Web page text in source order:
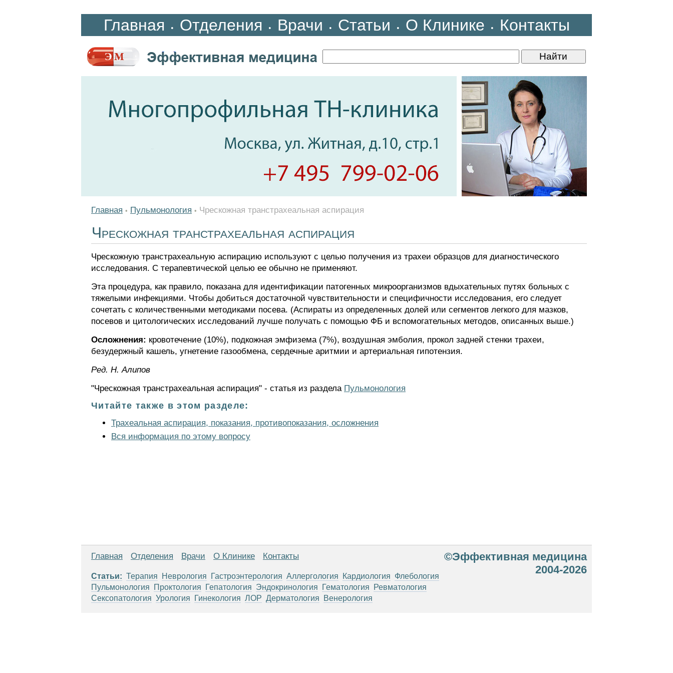
Главная • Отделения • Врачи • Статьи • О Клинике • Контакты
Главная • Пульмонология • Чрескожная транстрахеальная аспирация
Чрескожная транстрахеальная аспирация
Чрескожную транстрахеальную аспирацию используют с целью получения из трахеи образцов для диагностического
исследования. С терапевтической целью ее обычно не применяют.
Эта процедура, как правило, показана для идентификации патогенных микроорганизмов вдыхательных путях больных с
тяжелыми инфекциями. Чтобы добиться достаточной чувствительности и специфичности исследования, его следует
сочетать с количественными методиками посева. (Аспираты из определенных долей или сегментов легкого для мазков,
посевов и цитологических исследований лучше получать с помощью ФБ и вспомогательных методов, описанных выше.)
Осложнения: кровотечение (10%), подкожная эмфизема (7%), воздушная эмболия, прокол задней стенки трахеи,
безудержный кашель, угнетение газообмена, сердечные аритмии и артериальная гипотензия.
Ред. Н. Алипов
"Чрескожная транстрахеальная аспирация" - статья из раздела Пульмонология
Читайте также в этом разделе:
Трахеальная аспирация, показания, противопоказания, осложнения
Вся информация по этому вопросу
Главная Отделения Врачи О Клинике Контакты
Статьи: Терапия Неврология Гастроэнтерология Аллергология Кардиология Флебология
Пульмонология
Проктология Гепатология Эндокринология Гематология
Ревматология
Сексопатология Урология Гинекология ЛОР Дерматология Венерология
©Эффективная медицина
2004-2026